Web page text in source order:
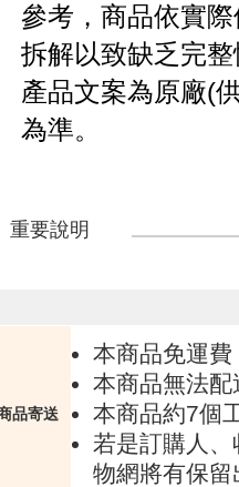
參考，商品依實
拆解以致缺乏完
產品文案為原廠(
為準。
重要說明
品寄送
本商品免運
本商品無法配
本商品約7個
若是訂購人
物網將有保